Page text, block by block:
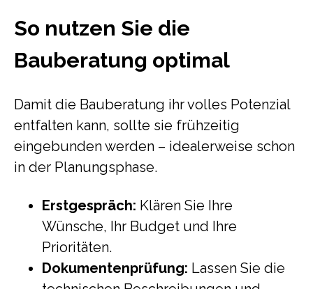
So nutzen Sie die
Bauberatung optimal
Damit die Bauberatung ihr volles Potenzial
entfalten kann, sollte sie frühzeitig
eingebunden werden – idealerweise schon
in der Planungsphase.
Erstgespräch: Klären Sie Ihre
Wünsche, Ihr Budget und Ihre
Prioritäten.
Dokumentenprüfung: Lassen Sie die